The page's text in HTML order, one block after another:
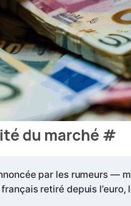
du marché #
par les rumeurs —
retiré depuis